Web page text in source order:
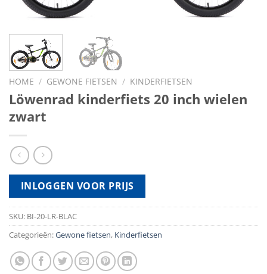
HOME / GEWONE FIETSEN / KINDERFIETSEN
Löwenrad kinderfiets 20 inch wielen
zwart
INLOGGEN VOOR PRIJS
SKU: BI-20-LR-BLAC
Categorieën:Gewone fietsen, Kinderfietsen